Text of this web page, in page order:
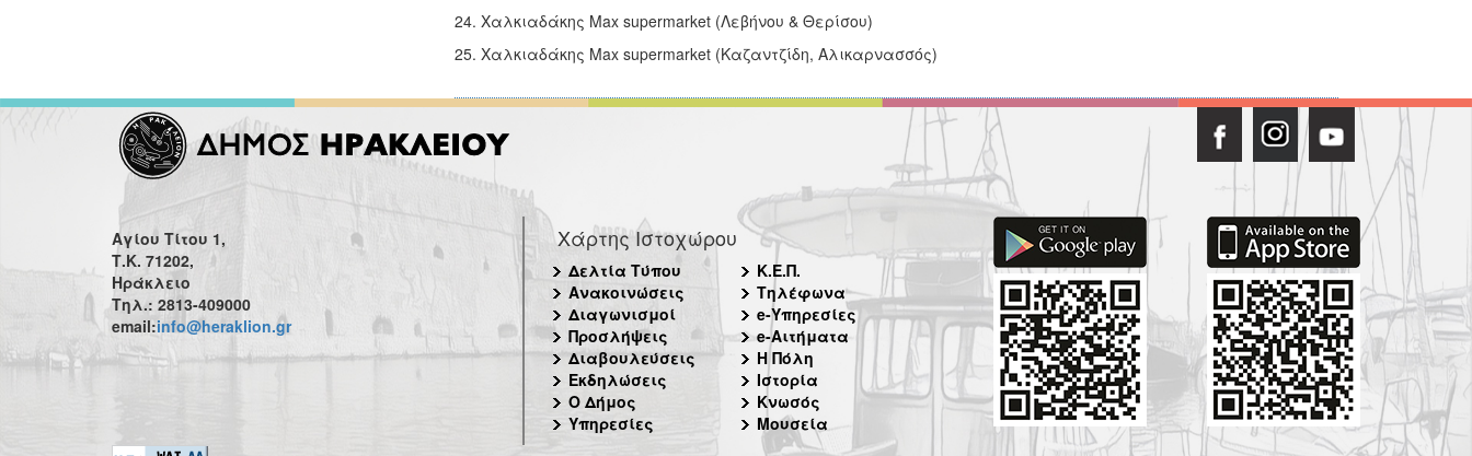
24. Χαλκιαδάκης Max supermarket (Λεβήνου & Θερίσου)
25. Χαλκιαδάκης Max supermarket (Καζαντζίδη, Αλικαρνασσός)
Αγίου Τίτου 1,
Τ.Κ. 71202,
Ηράκλειο
Τηλ.: 2813-409000
email:info@heraklion.gr
Χάρτης Ιστοχώρου
Δελτία Τύπου
Ανακοινώσεις
Διαγωνισμοί
Προσλήψεις
Διαβουλεύσεις
Εκδηλώσεις
Ο Δήμος
Υπηρεσίες
Κ.Ε.Π.
Τηλέφωνα
e-Υπηρεσίες
e-Αιτήματα
Η Πόλη
Ιστορία
Κνωσός
Μουσεία